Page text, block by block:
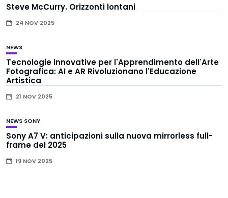
Steve McCurry. Orizzonti lontani
24 NOV 2025
NEWS
Tecnologie Innovative per l'Apprendimento dell'Arte
Fotografica: AI e AR Rivoluzionano l'Educazione
Artistica
21 NOV 2025
NEWS SONY
Sony A7 V: anticipazioni sulla nuova mirrorless full-
frame del 2025
19 NOV 2025